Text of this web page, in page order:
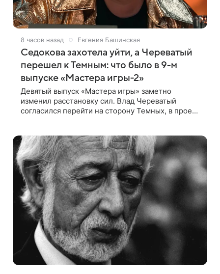
8 часов назад Евгения Башинская
Седокова захотела уйти, а Череватый
перешел к Темным: что было в 9-м
выпуске «Мастера игры-2»
Девятый выпуск «Мастера игры» заметно
изменил расстановку сил. Влад Череватый
согласился перейти на сторону Темных, в проект